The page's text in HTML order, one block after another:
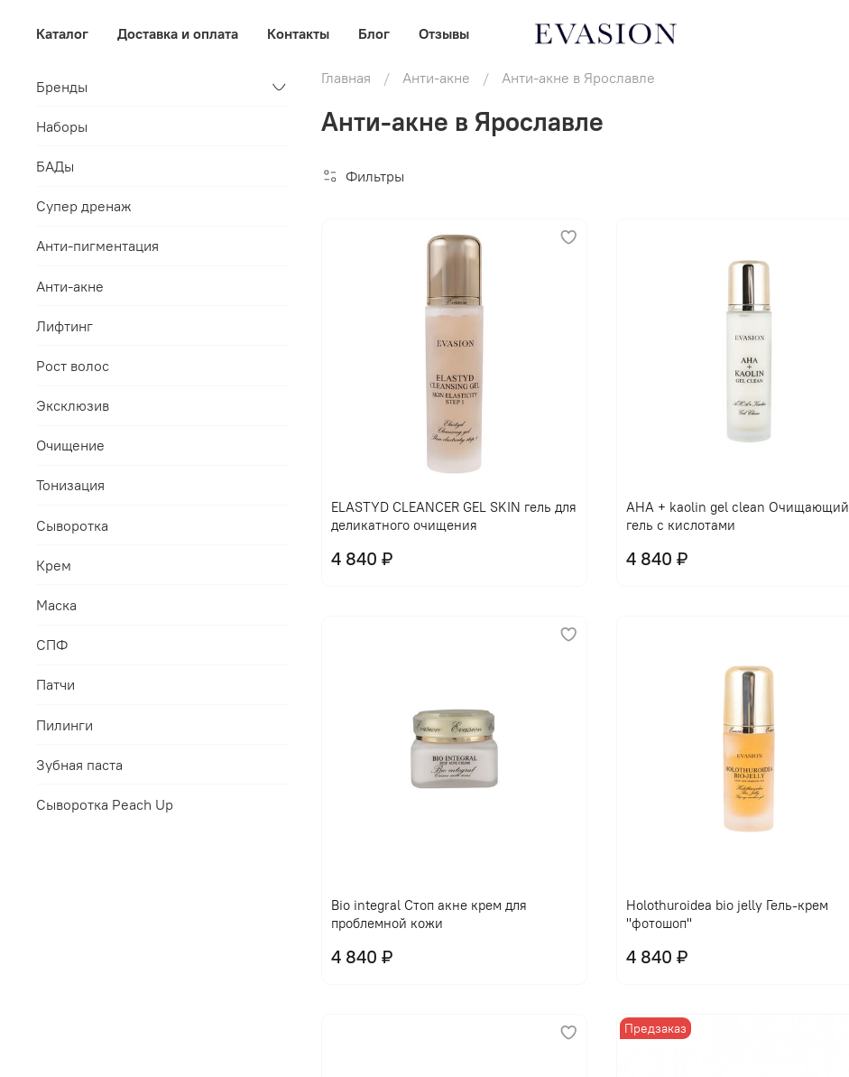
Каталог Доставка и оплата Контакты Блог Отзывы
Главная Анти-акне Анти-акне в Ярославле
Анти-акне в Ярославле
Фильтры
ELASTYD CLEANCER GEL SKIN гель для
деликатного очищения
4 840 ₽
В корзину
AHA + kaolin gel clean Очищающий
гель с кислотами
4 840 ₽
Bio integral Стоп акне крем для
проблемной кожи
4 840 ₽
Holothuroidea bio jelly Гель-крем
"фотошоп"
4 840 ₽
Предзаказ
Бренды
Наборы
БАДы
Супер дренаж
Анти-пигментация
Анти-акне
Лифтинг
Рост волос
Эксклюзив
Очищение
Тонизация
Сыворотка
Крем
Маска
СПФ
Патчи
Пилинги
Зубная паста
Сыворотка Peach Up